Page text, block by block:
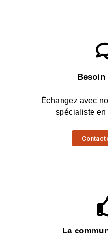
Besoin
Échangez avec
spécialiste en
La